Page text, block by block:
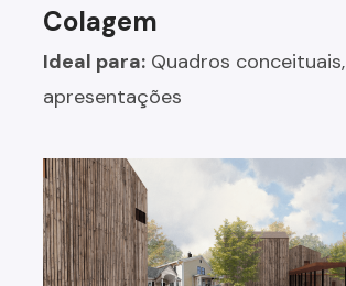
Colagem
Ideal para: Quadros conceituais,
apresentações